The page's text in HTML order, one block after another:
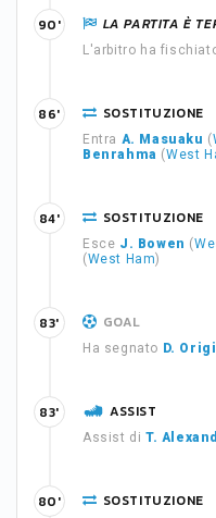
LA PARTITA È
L'arbitro ha
90'
SOSTITUZIONE
Entra A. Masuaku (
Benrahma (West
86'
SOSTITUZIONE
Esce J. Bowen (
(West Ham)
84'
GOAL
Ha segnato D. Origi
83'
ASSIST
Assist di T.
83'
SOSTITUZIONE
80'